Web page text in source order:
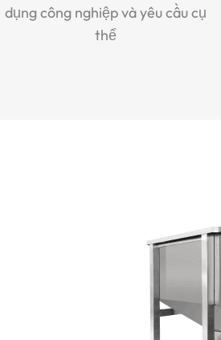
dụng công nghiệp và yêu cầu cụ
thể